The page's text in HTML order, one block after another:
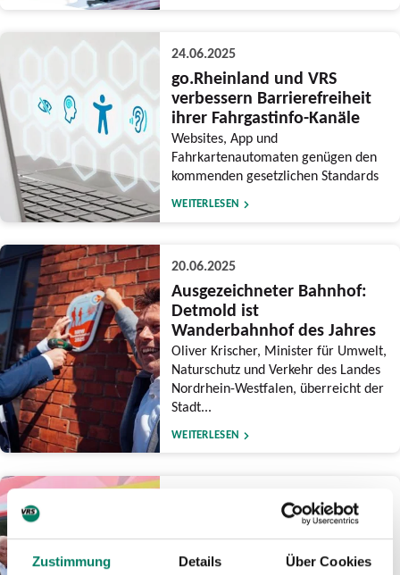
Zustimmung Details Über Cookies
24.06.2025
go.Rheinland und VRS
verbessern Barrierefreiheit
ihrer Fahrgastinfo-Kanäle
Websites, App und
Fahrkartenautomaten genügen den
kommenden gesetzlichen Standards
WEITERLESEN
20.06.2025
Ausgezeichneter Bahnhof:
Detmold ist
Wanderbahnhof des Jahres
Oliver Krischer, Minister für Umwelt,
Naturschutz und Verkehr des Landes
Nordrhein-Westfalen, überreicht der
Stadt...
WEITERLESEN
Meilenstein beim
Wiederaufbau der
Eifelstrecke erreicht: